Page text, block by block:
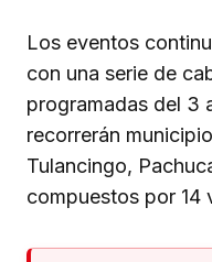
Los eventos
con una serie de
programadas del 3
recorrerán
Tulancingo,
compuestos por 14